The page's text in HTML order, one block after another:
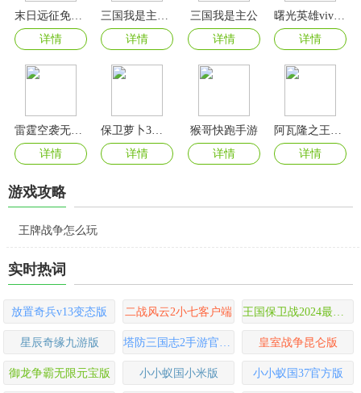
末日远征免广告版
详情
详情
三国我是主公
详情
详情
雷霆空袭无限金币版
详情
详情
猴哥快跑手游
详情
详情
游戏攻略
王牌战争怎么玩
实时热词
放置奇兵v13变态版 二战风云2小七客户端 王国保卫战2024最新版
星辰奇缘九游版 塔防三国志2手游官方版 皇室战争昆仑版
御龙争霸无限元宝版 小小蚁国小米版 小小蚁国37官方版